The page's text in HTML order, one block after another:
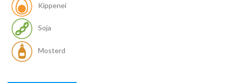
Kippenei
Soja
Mosterd